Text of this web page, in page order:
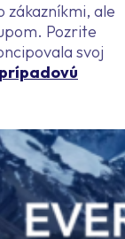
zákazníkmi, ale
Pozrite
svoj